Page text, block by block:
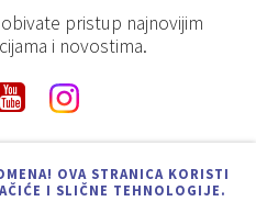
OVA STRANICA KORISTI
I SLIČNE TEHNOLOGIJE.
pristup najnovijim
i novostima.